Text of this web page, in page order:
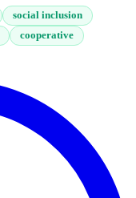
social inclusion
cooperative